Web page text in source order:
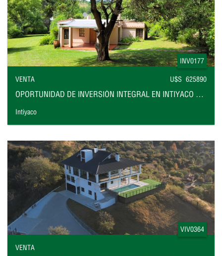
INV0177
VENTA U$S 625890
OPORTUNIDAD DE INVERSIÓN INTEGRAL EN INTIYACO FRENTE AL RÍO
Intiyaco
VIV0364
VENTA